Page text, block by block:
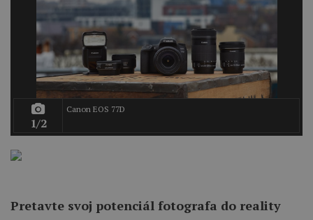
1/2
Canon EOS 77D
Pretavte svoj potenciál fotografa do reality